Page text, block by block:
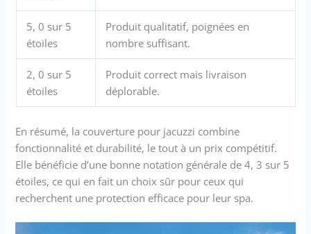
5, 0 sur 5
étoiles
Produit qualitatif, poignées en
nombre suffisant.
2, 0 sur 5
étoiles
Produit correct mais livraison
déplorable.
En résumé, la couverture pour jacuzzi combine
fonctionnalité et durabilité, le tout à un prix compétitif.
Elle bénéficie d’une bonne notation générale de 4, 3 sur 5
étoiles, ce qui en fait un choix sûr pour ceux qui
recherchent une protection efficace pour leur spa.